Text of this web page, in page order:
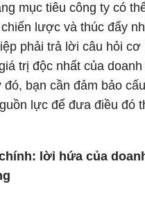
mục tiêu công ty có
lược và thúc đẩy
phải trả lời câu hỏi cơ
trị độc nhất của doanh
đó, bạn cần đảm bảo
lực để đưa điều đó
lời hứa của